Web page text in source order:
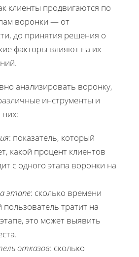
клиенты продвигаются по
воронки — от
до принятия решения о
факторы влияют на их
анализировать воронку,
инструменты и
: показатель, который
какой процент клиентов
с одного этапа воронки на
этапе: сколько времени
пользователь тратит на
это может выявить
отказов: сколько